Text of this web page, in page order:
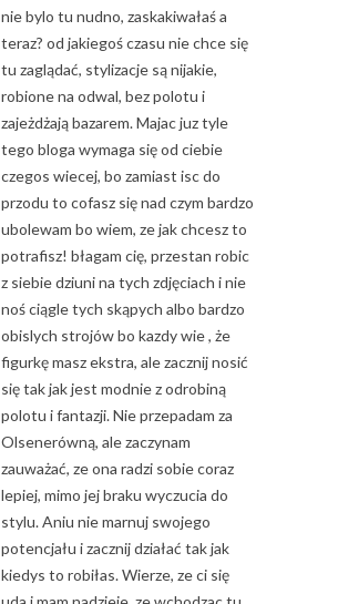
nie bylo tu nudno, zaskakiwałaś a
teraz? od jakiegoś czasu nie chce się
tu zaglądać, stylizacje są nijakie,
robione na odwal, bez polotu i
zajeżdżają bazarem. Majac juz tyle
tego bloga wymaga się od ciebie
czegos wiecej, bo zamiast isc do
przodu to cofasz się nad czym bardzo
ubolewam bo wiem, ze jak chcesz to
potrafisz! błagam cię, przestan robic
z siebie dziuni na tych zdjęciach i nie
noś ciągle tych skąpych albo bardzo
obislych strojów bo kazdy wie , że
figurkę masz ekstra, ale zacznij nosić
się tak jak jest modnie z odrobiną
polotu i fantazji. Nie przepadam za
Olsenerówną, ale zaczynam
zauważać, ze ona radzi sobie coraz
lepiej, mimo jej braku wyczucia do
stylu. Aniu nie marnuj swojego
potencjału i zacznij działać tak jak
kiedys to robiłas. Wierze, ze ci się